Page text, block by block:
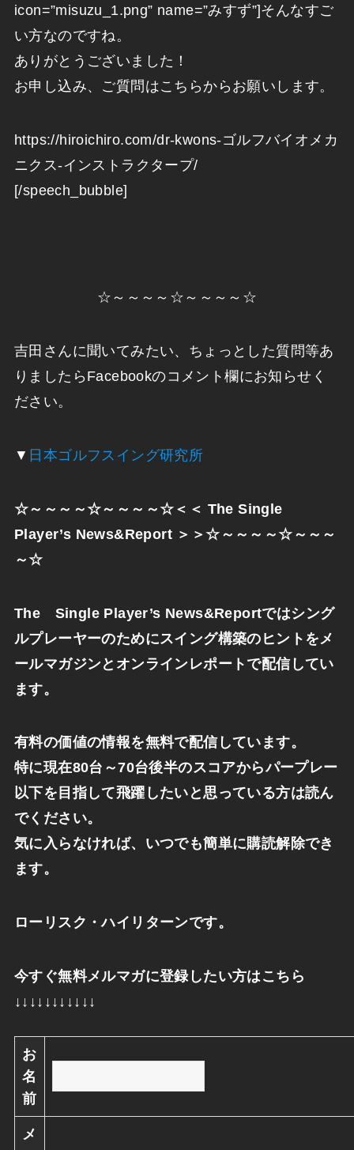
icon=”misuzu_1.png” name=”みすず”]そんなすご
い方なのですね。
ありがとうございました！
お申し込み、ご質問はこちらからお願いします。
https://hiroichiro.com/dr-kwons-ゴルフバイオメカ
ニクス-インストラクタープ/
[/speech_bubble]
☆～～～～☆～～～～☆
吉田さんに聞いてみたい、ちょっとした質問等あ
りましたらFacebookのコメント欄にお知らせく
ださい。
▼ 日本ゴルフスイング研究所
☆～～～～☆～～～～☆＜＜ The Single
Player’s News&Report ＞＞☆～～～～☆～～～
～☆
The Single Player’s News&Reportではシング
ルプレーヤーのためにスイング構築のヒン トをメ
ールマガジンとオンラインレポートで配信してい
ます。
有料の価値の情報を無料で配信しています。
特に現在80台～70台後半のスコアからパープレー
以下を目指して飛躍したいと思っている方は読ん
でください。
気に入らなければ、いつでも簡単に購読解除でき
ます。
ローリスク・ハイリターンです。
今すぐ無料メルマガに登録したい方はこちら
↓↓↓↓↓↓↓↓↓↓↓
お
名
前
メ